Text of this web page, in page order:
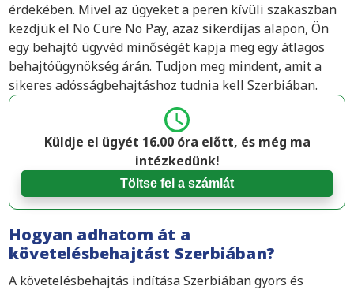
érdekében. Mivel az ügyeket a peren kívüli szakaszban
kezdjük el No Cure No Pay, azaz sikerdíjas alapon, Ön
egy behajtó ügyvéd minőségét kapja meg egy átlagos
behajtóügynökség árán. Tudjon meg mindent, amit a
sikeres adósságbehajtáshoz tudnia kell Szerbiában.
Küldje el ügyét 16.00 óra előtt, és még ma
intézkedünk!
Töltse fel a számlát
Hogyan adhatom át a
követelésbehajtást Szerbiában?
A követelésbehajtás indítása Szerbiában gyors és